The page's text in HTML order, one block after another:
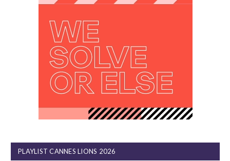
PLAYLIST CANNES LIONS 2026